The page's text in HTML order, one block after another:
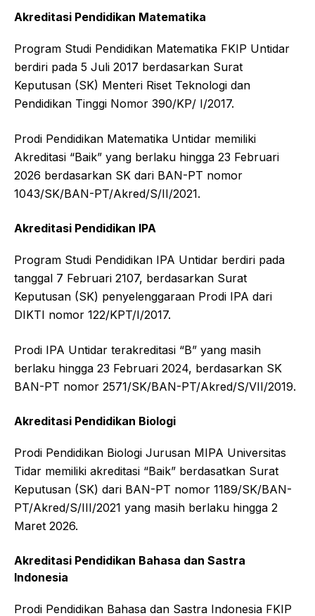
Akreditasi Pendidikan Matematika
Program Studi Pendidikan Matematika FKIP Untidar
berdiri pada 5 Juli 2017 berdasarkan Surat
Keputusan (SK) Menteri Riset Teknologi dan
Pendidikan Tinggi Nomor 390/KP/ I/2017.
Prodi Pendidikan Matematika Untidar memiliki
Akreditasi “Baik” yang berlaku hingga 23 Februari
2026 berdasarkan SK dari BAN-PT nomor
1043/SK/BAN-PT/Akred/S/II/2021.
Akreditasi Pendidikan IPA
Program Studi Pendidikan IPA Untidar berdiri pada
tanggal 7 Februari 2107, berdasarkan Surat
Keputusan (SK) penyelenggaraan Prodi IPA dari
DIKTI nomor 122/KPT/I/2017.
Prodi IPA Untidar terakreditasi “B” yang masih
berlaku hingga 23 Februari 2024, berdasarkan SK
BAN-PT nomor 2571/SK/BAN-PT/Akred/S/VII/2019.
Akreditasi Pendidikan Biologi
Prodi Pendidikan Biologi Jurusan MIPA Universitas
Tidar memiliki akreditasi “Baik” berdasatkan Surat
Keputusan (SK) dari BAN-PT nomor 1189/SK/BAN-
PT/Akred/S/III/2021 yang masih berlaku hingga 2
Maret 2026.
Akreditasi Pendidikan Bahasa dan Sastra
Indonesia
Prodi Pendidikan Bahasa dan Sastra Indonesia FKIP